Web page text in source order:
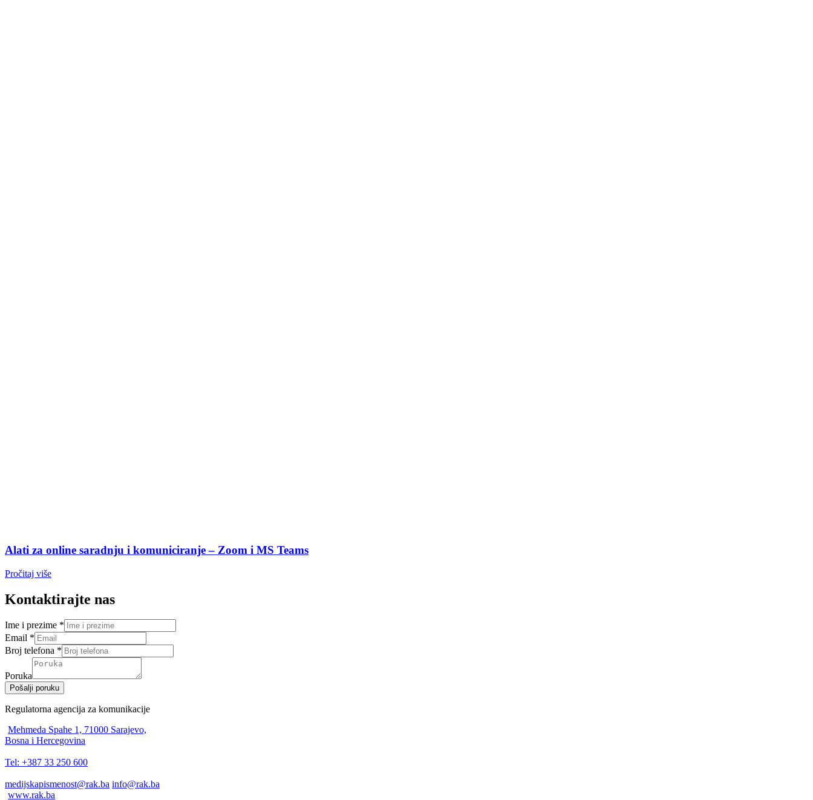
Alati za online saradnju i komuniciranje – Zoom i MS Teams
Pročitaj više
Kontaktirajte nas
Ime i prezime *
Email *
Broj telefona *
Poruka
Pošalji poruku
Regulatorna agencija za komunikacije
Mehmeda Spahe 1, 71000 Sarajevo,
Bosna i Hercegovina
Tel: +387 33 250 600
medijskapismenost@rak.ba info@rak.ba
www.rak.ba